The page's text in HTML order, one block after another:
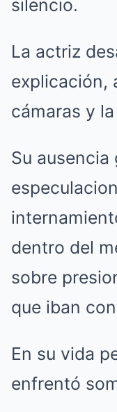
silencio.
La actriz
explicación,
cámaras y
Su ausencia
dentro del
sobre
que iban
En su vida
enfrentó